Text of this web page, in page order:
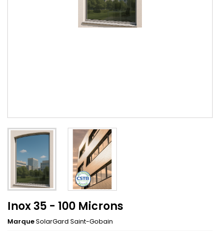
Inox 35 - 100 Microns
MarqueSolarGard Saint-Gobain